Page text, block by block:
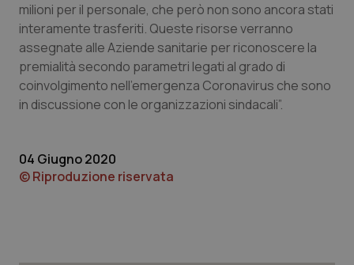
Provincia Autonoma di Trento
Puglia
Sardegna
Toscana
Ipertensione & Scompenso
Malattie rare
Malattia di Crohn & Rettocolite Ulcerosa
Obesità
milioni per il personale, che però non sono ancora stati
interamente trasferiti. Queste risorse verranno
assegnate alle Aziende sanitarie per riconoscere la
premialità secondo parametri legati al grado di
coinvolgimento nell'emergenza Coronavirus che sono
in discussione con le organizzazioni sindacali”.
04 Giugno 2020
© Riproduzione riservata